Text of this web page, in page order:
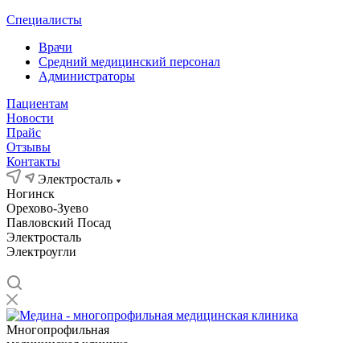
Специалисты
Врачи
Средний медицинский персонал
Администраторы
Пациентам
Новости
Прайс
Отзывы
Контакты
Электросталь
Ногинск
Орехово-Зуево
Павловский Посад
Электросталь
Электроугли
Многопрофильная